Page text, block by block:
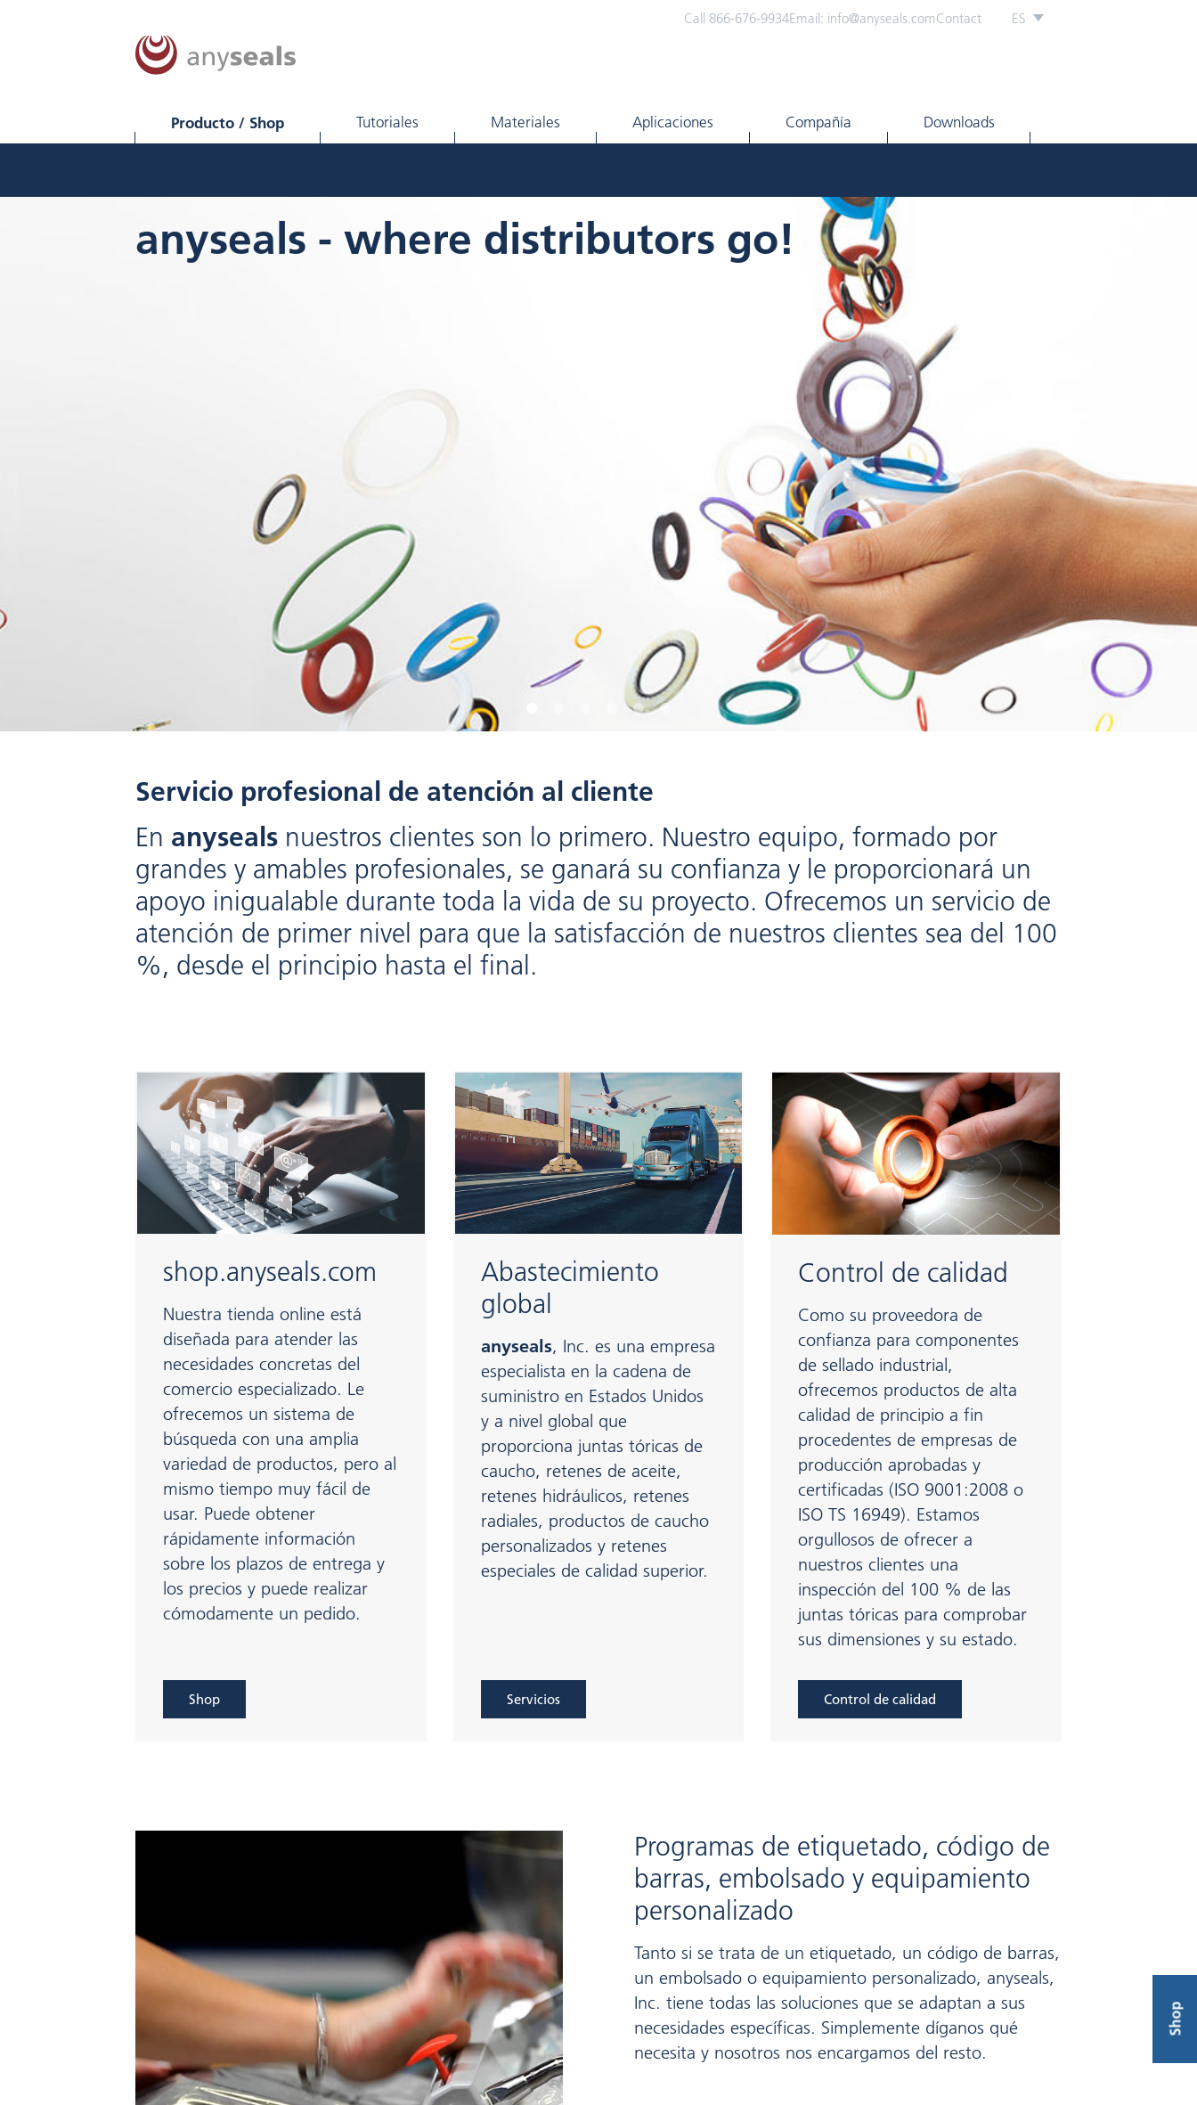
Call 866-676-9934Email: info@anyseals.comContact ES
Producto / Shop Tutoriales Materiales Aplicaciones Compañía Downloads
Shop
anyseals - where distributors go!
Servicio profesional de atención al cliente
En anyseals nuestros clientes son lo primero. Nuestro equipo, formado por
grandes y amables profesionales, se ganará su confianza y le proporcionará un
apoyo inigualable durante toda la vida de su proyecto. Ofrecemos un servicio de
atención de primer nivel para que la satisfacción de nuestros clientes sea del 100
%, desde el principio hasta el final.
shop.anyseals.com
Nuestra tienda online está
diseñada para atender las
necesidades concretas del
comercio especializado. Le
ofrecemos un sistema de
búsqueda con una amplia
variedad de productos, pero al
mismo tiempo muy fácil de
usar. Puede obtener
rápidamente información
sobre los plazos de entrega y
los precios y puede realizar
cómodamente un pedido.
Shop
Abastecimiento
global
anyseals, Inc. es una empresa
especialista en la cadena de
suministro en Estados Unidos
y a nivel global que
proporciona juntas tóricas de
caucho, retenes de aceite,
retenes hidráulicos, retenes
radiales, productos de caucho
personalizados y retenes
especiales de calidad superior.
Servicios
Control de calidad
Como su proveedora de
confianza para componentes
de sellado industrial,
ofrecemos productos de alta
calidad de principio a fin
procedentes de empresas de
producción aprobadas y
certificadas (ISO 9001:2008 o
ISO TS 16949). Estamos
orgullosos de ofrecer a
nuestros clientes una
inspección del 100 % de las
juntas tóricas para comprobar
sus dimensiones y su estado.
Control de calidad
Programas de etiquetado, código de
barras, embolsado y equipamiento
personalizado
Tanto si se trata de un etiquetado, un código de barras,
un embolsado o equipamiento personalizado, anyseals,
Inc. tiene todas las soluciones que se adaptan a sus
necesidades específicas. Simplemente díganos qué
necesita y nosotros nos encargamos del resto.